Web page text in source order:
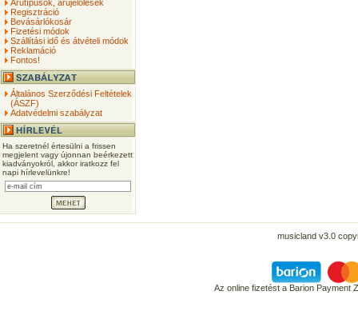
Árutípusok, árujelölések
Regisztráció
Bevásárlókosár
Fizetési módok
Szállítási idő és átvételi módok
Reklamáció
Fontos!
Általános Szerződési Feltételek
(ÁSZF)
Adatvédelmi szabályzat
Ha szeretnél értesülni a frissen
megjelent vagy újonnan beérkezett
kiadványokról, akkor iratkozz fel
napi hírlevelünkre!
musicland v3.0
Az online fizetést a Barion Payment